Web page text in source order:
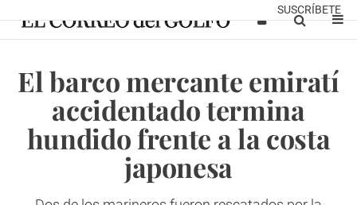
SUSCRÍBETE
El barco mercante emiratí
accidentado termina
hundido frente a la costa
japonesa